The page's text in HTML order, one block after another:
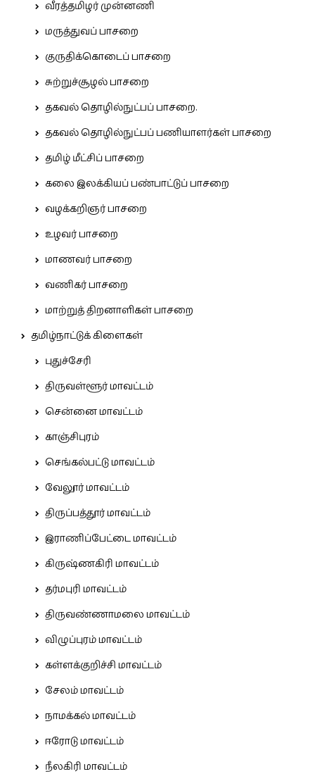
வீரத்தமிழர் முன்னணி
மருத்துவப் பாசறை
குருதிக்கொடைப் பாசறை
சுற்றுச்சூழல் பாசறை
தகவல் தொழில்நுட்பப் பாசறை.
தகவல் தொழில்நுட்பப் பணியாளர்கள் பாசறை
தமிழ் மீட்சிப் பாசறை
கலை இலக்கியப் பண்பாட்டுப் பாசறை
வழக்கறிஞர் பாசறை
உழவர் பாசறை
மாணவர் பாசறை
வணிகர் பாசறை
மாற்றுத் திறனாளிகள் பாசறை
தமிழ்நாட்டுக் கிளைகள்
புதுச்சேரி
திருவள்ளூர் மாவட்டம்
சென்னை மாவட்டம்
காஞ்சிபுரம்
செங்கல்பட்டு மாவட்டம்
வேலூர் மாவட்டம்
திருப்பத்தூர் மாவட்டம்
இராணிப்பேட்டை மாவட்டம்
கிருஷ்ணகிரி மாவட்டம்
தர்மபுரி மாவட்டம்
திருவண்ணாமலை மாவட்டம்
விழுப்புரம் மாவட்டம்
கள்ளக்குறிச்சி மாவட்டம்
சேலம் மாவட்டம்
நாமக்கல் மாவட்டம்
ஈரோடு மாவட்டம்
நீலகிரி மாவட்டம்